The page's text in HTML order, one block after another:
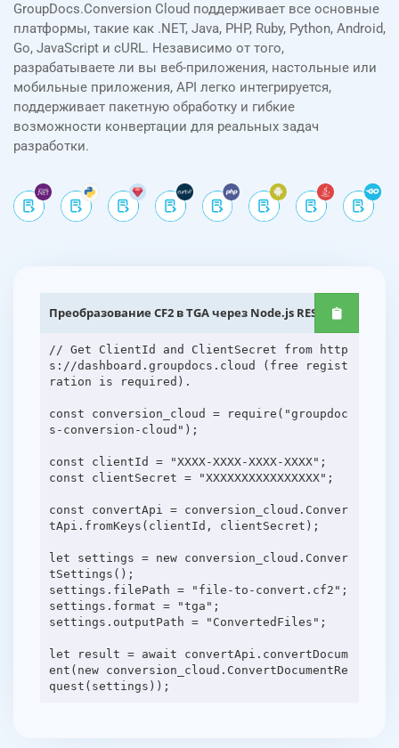
GroupDocs.Conversion Cloud поддерживает все основные
платформы, такие как .NET, Java, PHP, Ruby, Python, Android,
Go, JavaScript и cURL. Независимо от того,
разрабатываете ли вы веб-приложения, настольные или
мобильные приложения, API легко интегрируется,
поддерживает пакетную обработку и гибкие
возможности конвертации для реальных задач
разработки.
Преобразование CF2 в TGA через Node.js REST API
// Get ClientId and ClientSecret from http
s://dashboard.groupdocs.cloud (free regist
ration is required).
const conversion_cloud = require("groupdoc
s-conversion-cloud");
const clientId = "XXXX-XXXX-XXXX-XXXX";
const clientSecret = "XXXXXXXXXXXXXXXX";
const convertApi = conversion_cloud.Conver
tApi.fromKeys(clientId, clientSecret);
let settings = new conversion_cloud.Conver
tSettings();
settings.filePath = "file-to-convert.cf2";
settings.format = "tga";
settings.outputPath = "ConvertedFiles";
let result = await convertApi.convertDocum
ent(new conversion_cloud.ConvertDocumentRe